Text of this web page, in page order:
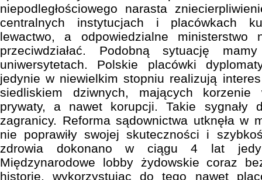
niepodległościowego narasta
centralnych instytucjach i placówkach
lewactwo, a odpowiedzialne
przeciwdziałać. Podobną sytuację
uniwersytetach. Polskie placówki
jedynie w niewielkim stopniu realizują
siedliskiem dziwnych, mających korzenie
prywaty, a nawet korupcji. Takie sygnały
zagranicy. Reforma sądownictwa utknęła w
nie poprawiły swojej skuteczności i
zdrowia dokonano w ciągu 4 lat
Międzynarodowe lobby żydowskie coraz
historię, wykorzystując do tego nawet